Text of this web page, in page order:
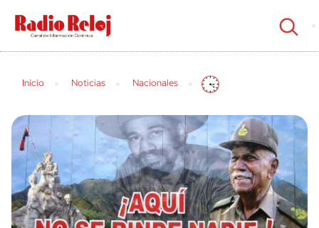
cerrar
Inicio Noticias Nacionales